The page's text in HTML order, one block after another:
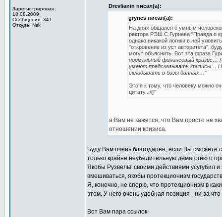
Зарегистрирован:
18.08.2009
Сообщения: 341
Откуда: Nsk
Drevlianin писал(а):
grynes писал(а):
На днях общался с умным
ректора РЭШ С.Гуриева "Правда о
однако никакой логики в ней
"откровение из уст авторитета",
могут объяснить. Вот эта фраза
нормальный финансовый кризис…
умеют предсказывать кризисы…
складывать в базы данных…"
Это я к тому, что человеку можно
цитату.../i]"
а Вам не кажется, что Вам просто не
отношении кризиса.
Буду Вам очень благодарен, если Вы сможете
только крайне неубедительную демагогию о
Якобы Рузвельт своими действиями усугубил
вмешиваться, якобы протекционизм
Я, конечно, не спорю, что протекционизм в
этом. У него очень удобная позиция - ни за
Вот Вам пара ссылок: